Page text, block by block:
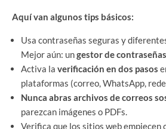
Aquí van algunos tips básicos:
Usa contraseñas seguras y
Mejor aún: ungestor de contraseñas
Activa la verificación en dos pasos
plataformas (correo, WhatsApp,
Nunca abras archivos de correos
parezcan imágenes o PDFs.
Verifica que los sitios web empiecen